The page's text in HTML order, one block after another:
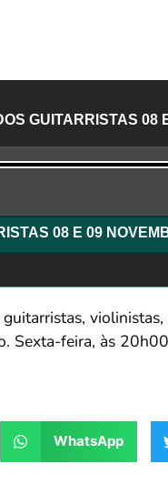
GUITARRISTAS 08
Sexta-feira, às
WhatsApp